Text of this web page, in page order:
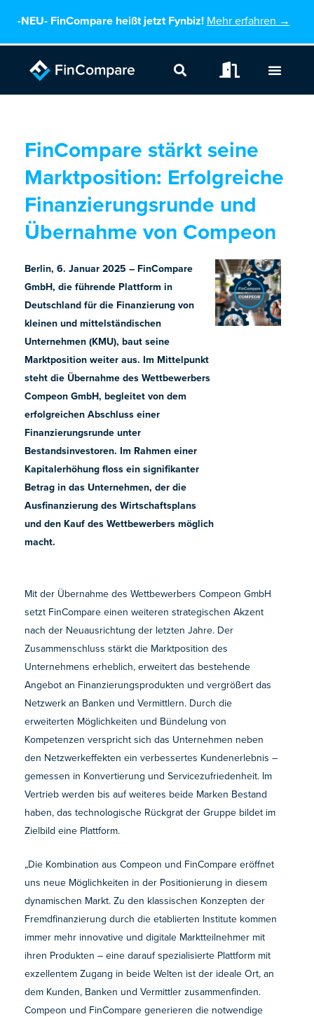
-NEU-FinCompare heißt jetzt Fynbiz! Mehr erfahren →
FinCompare stärkt seine
Marktposition: Erfolgreiche
Finanzierungsrunde und
Übernahme von Compeon
Berlin, 6. Januar 2025 – FinCompare
GmbH, die führende Plattform in
Deutschland für die Finanzierung von
kleinen und mittelständischen
Unternehmen (KMU), baut seine
Marktposition weiter aus. Im Mittelpunkt
steht die Übernahme des Wettbewerbers
Compeon GmbH, begleitet von dem
erfolgreichen Abschluss einer
Finanzierungsrunde unter
Bestandsinvestoren. Im Rahmen einer
Kapitalerhöhung floss ein signifikanter
Betrag in das Unternehmen, der die
Ausfinanzierung des Wirtschaftsplans
und den Kauf des Wettbewerbers möglich
macht.
Mit der Übernahme des Wettbewerbers Compeon GmbH
setzt FinCompare einen weiteren strategischen Akzent
nach der Neuausrichtung der letzten Jahre. Der
Zusammenschluss stärkt die Marktposition des
Unternehmens erheblich, erweitert das bestehende
Angebot an Finanzierungsprodukten und vergrößert das
Netzwerk an Banken und Vermittlern. Durch die
erweiterten Möglichkeiten und Bündelung von
Kompetenzen verspricht sich das Unternehmen neben
den Netzwerkeffekten ein verbessertes Kundenerlebnis –
gemessen in Konvertierung und Servicezufriedenheit. Im
Vertrieb werden bis auf weiteres beide Marken Bestand
haben, das technologische Rückgrat der Gruppe bildet im
Zielbild eine Plattform.
„Die Kombination aus Compeon und FinCompare eröffnet
uns neue Möglichkeiten in der Positionierung in diesem
dynamischen Markt. Zu den klassischen Konzepten der
Fremdfinanzierung durch die etablierten Institute kommen
immer mehr innovative und digitale Marktteilnehmer mit
ihren Produkten – eine darauf spezialisierte Plattform mit
exzellentem Zugang in beide Welten ist der ideale Ort, an
dem Kunden, Banken und Vermittler zusammenfinden.
Compeon und FinCompare generieren die notwendige